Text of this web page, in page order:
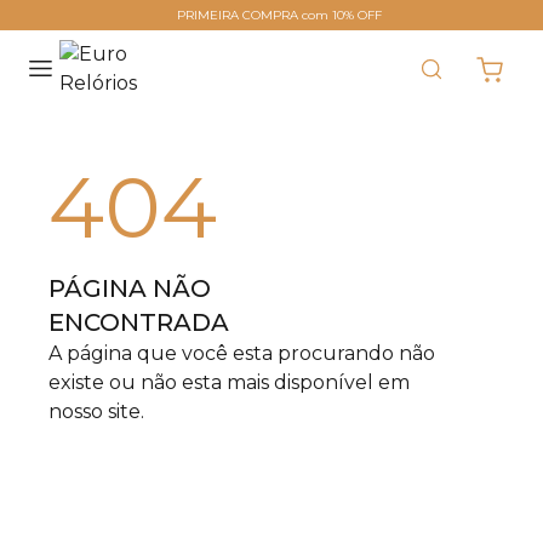
PRIMEIRA COMPRA com 10% OFF
404
PÁGINA NÃO
ENCONTRADA
A página que você esta procurando não
existe ou não esta mais disponível em
nosso site.